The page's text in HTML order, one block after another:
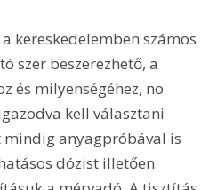
szer beszerezhető, a
és milyenségéhez, no
kell választani
anyagpróbával is
dózist illetően